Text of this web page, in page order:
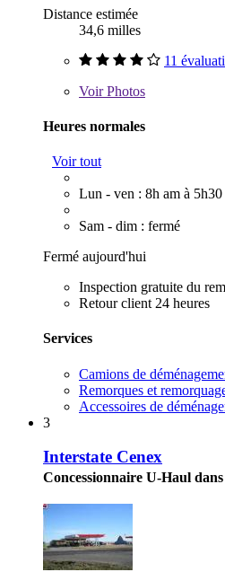
Distance estimée
34,6 milles
11
VoirPhotos
Heures normales
Voir tout
Lun - ven : 8h am à
Sam - dim : fermé
Fermé aujourd'hui
Inspection gratuite du
Retour client 24 heures
Services
Camions de
Remorques et
Accessoires de
3
Interstate Cenex
Concessionnaire U-Haul